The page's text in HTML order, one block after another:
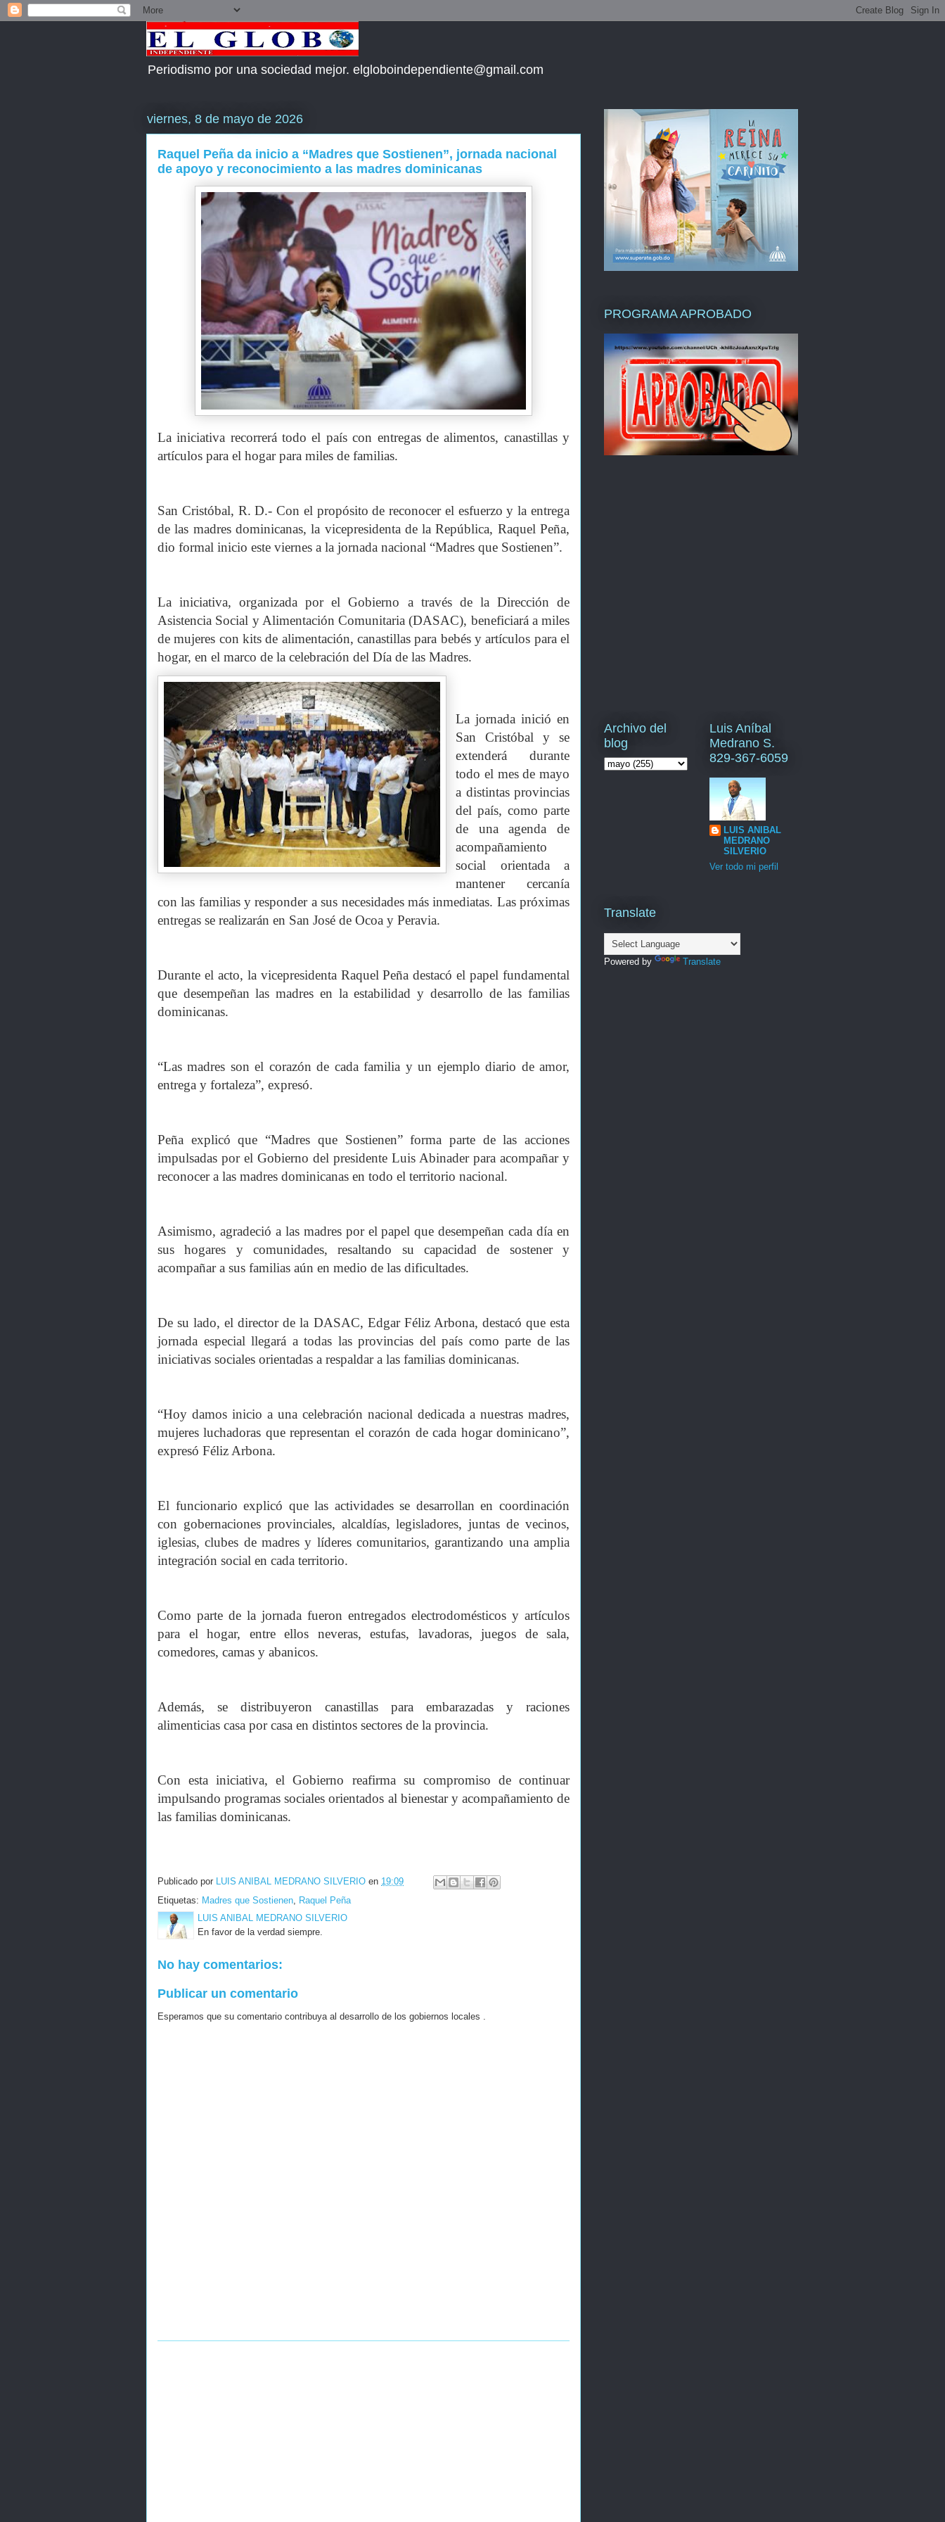
Periodismo por una sociedad mejor. elgloboindependiente@gmail.com
viernes, 8 de mayo de 2026
Raquel Peña da inicio a “Madres que Sostienen”, jornada nacional
de apoyo y reconocimiento a las madres dominicanas
La iniciativa recorrerá todo el país con entregas de alimentos, canastillas y
artículos para el hogar para miles de familias.
San Cristóbal, R. D.- Con el propósito de reconocer el esfuerzo y la entrega
de las madres dominicanas, la vicepresidenta de la República, Raquel Peña,
dio formal inicio este viernes a la jornada nacional “Madres que Sostienen”.
La iniciativa, organizada por el Gobierno a través de la Dirección de
Asistencia Social y Alimentación Comunitaria (DASAC), beneficiará a miles
de mujeres con kits de alimentación, canastillas para bebés y artículos para el
hogar, en el marco de la celebración del Día de las Madres.
La jornada inició en
San Cristóbal y se
extenderá durante
todo el mes de mayo
a distintas provincias
del país, como parte
de una agenda de
acompañamiento
social orientada a
mantener cercanía
con las familias y responder a sus necesidades más inmediatas. Las próximas
entregas se realizarán en San José de Ocoa y Peravia.
Durante el acto, la vicepresidenta Raquel Peña destacó el papel fundamental
que desempeñan las madres en la estabilidad y desarrollo de las familias
dominicanas.
“Las madres son el corazón de cada familia y un ejemplo diario de amor,
entrega y fortaleza”, expresó.
Peña explicó que “Madres que Sostienen” forma parte de las acciones
impulsadas por el Gobierno del presidente Luis Abinader para acompañar y
reconocer a las madres dominicanas en todo el territorio nacional.
Asimismo, agradeció a las madres por el papel que desempeñan cada día en
sus hogares y comunidades, resaltando su capacidad de sostener y
acompañar a sus familias aún en medio de las dificultades.
De su lado, el director de la DASAC, Edgar Féliz Arbona, destacó que esta
jornada especial llegará a todas las provincias del país como parte de las
iniciativas sociales orientadas a respaldar a las familias dominicanas.
“Hoy damos inicio a una celebración nacional dedicada a nuestras madres,
mujeres luchadoras que representan el corazón de cada hogar dominicano”,
expresó Féliz Arbona.
El funcionario explicó que las actividades se desarrollan en coordinación
con gobernaciones provinciales, alcaldías, legisladores, juntas de vecinos,
iglesias, clubes de madres y líderes comunitarios, garantizando una amplia
integración social en cada territorio.
Como parte de la jornada fueron entregados electrodomésticos y artículos
para el hogar, entre ellos neveras, estufas, lavadoras, juegos de sala,
comedores, camas y abanicos.
Además, se distribuyeron canastillas para embarazadas y raciones
alimenticias casa por casa en distintos sectores de la provincia.
Con esta iniciativa, el Gobierno reafirma su compromiso de continuar
impulsando programas sociales orientados al bienestar y acompañamiento de
las familias dominicanas.
Publicado por LUIS ANIBAL MEDRANO SILVERIO en 19:09
Etiquetas: Madres que Sostienen, Raquel Peña
LUIS ANIBAL MEDRANO SILVERIO
En favor de la verdad siempre.
No hay comentarios:
Publicar un comentario
Esperamos que su comentario contribuya al desarrollo de los gobiernos locales .
PROGRAMA APROBADO
Archivo del
blog
Luis Aníbal
Medrano S.
829-367-6059
LUIS ANIBAL
MEDRANO
SILVERIO
Ver todo mi perfil
Translate
Powered by Translate